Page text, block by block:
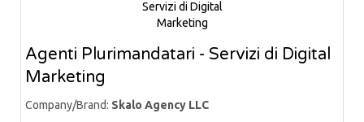
Agenti Plurimandatari - Servizi di Digital
Marketing
Company/Brand: Skalo Agency LLC